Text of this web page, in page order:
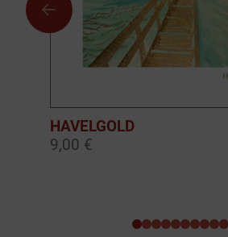
HAVELGOLD
9,00 €
0123456789